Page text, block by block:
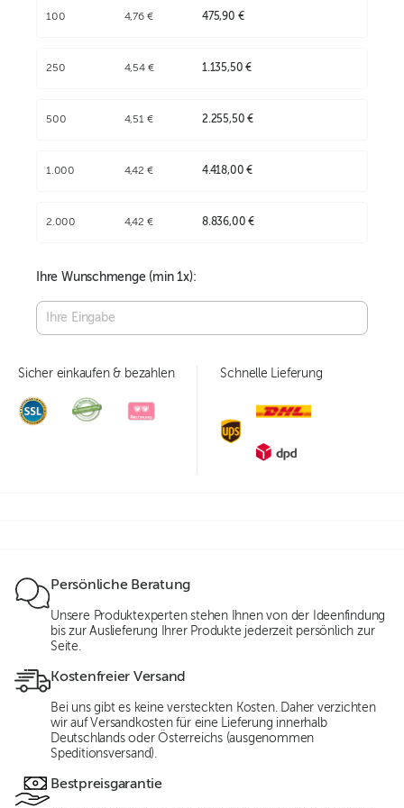
100 4,76 € 475,90 €
250 4,54 € 1.135,50 €
500 4,51 € 2.255,50 €
1.000 4,42 € 4.418,00 €
2.000 4,42 € 8.836,00 €
Ihre Wunschmenge (min1x):
Sicher einkaufen & bezahlen Schnelle Lieferung
Persönliche Beratung
Unsere Produktexperten stehen Ihnen von der Ideenfindung
bis zur Auslieferung Ihrer Produkte jederzeit persönlich zur
Seite.
Kostenfreier Versand
Bei uns gibt es keine versteckten Kosten. Daher verzichten
wir auf Versandkosten für eine Lieferung innerhalb
Deutschlands oder Österreichs (ausgenommen
Speditionsversand).
Bestpreisgarantie